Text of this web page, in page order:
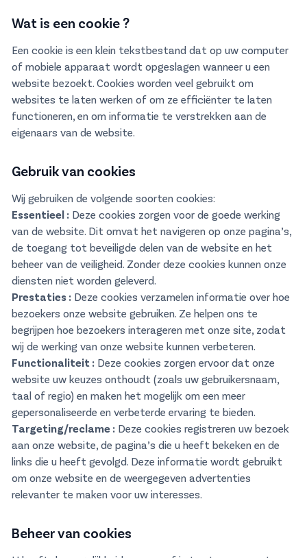
Wat is een cookie ?
Een cookie is een klein tekstbestand dat op uw computer
of mobiele apparaat wordt opgeslagen wanneer u een
website bezoekt. Cookies worden veel gebruikt om
websites te laten werken of om ze efficiënter te laten
functioneren, en om informatie te verstrekken aan de
eigenaars van de website.
Gebruik van cookies
Wij gebruiken de volgende soorten cookies:
Essentieel : Deze cookies zorgen voor de goede werking
van de website. Dit omvat het navigeren op onze pagina’s,
de toegang tot beveiligde delen van de website en het
beheer van de veiligheid. Zonder deze cookies kunnen onze
diensten niet worden geleverd.
Prestaties : Deze cookies verzamelen informatie over hoe
bezoekers onze website gebruiken. Ze helpen ons te
begrijpen hoe bezoekers interageren met onze site, zodat
wij de werking van onze website kunnen verbeteren.
Functionaliteit : Deze cookies zorgen ervoor dat onze
website uw keuzes onthoudt (zoals uw gebruikersnaam,
taal of regio) en maken het mogelijk om een meer
gepersonaliseerde en verbeterde ervaring te bieden.
Targeting/reclame : Deze cookies registreren uw bezoek
aan onze website, de pagina’s die u heeft bekeken en de
links die u heeft gevolgd. Deze informatie wordt gebruikt
om onze website en de weergegeven advertenties
relevanter te maken voor uw interesses.
Beheer van cookies